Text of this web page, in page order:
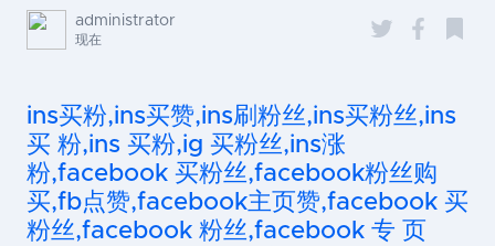
administrator
现在
ins买粉,ins买赞,ins刷粉丝,ins买粉丝,ins
买 粉,ins 买粉,ig 买粉丝,ins涨
粉,facebook 买粉丝,facebook粉丝购
买,fb点赞,facebook主页赞,facebook 买
粉丝,facebook 粉丝,facebook 专 页